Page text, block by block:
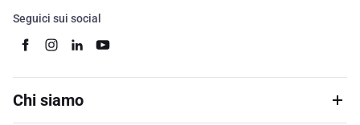
Seguici sui social
Chi siamo